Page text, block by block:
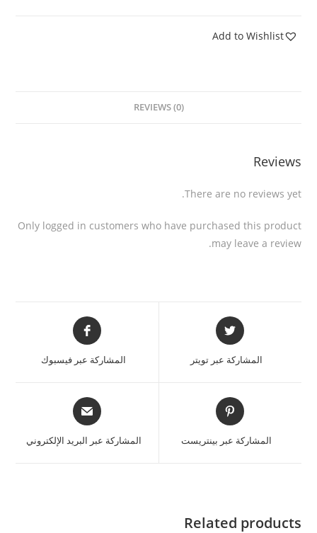
Add to Wishlist
REVIEWS (0)
Reviews
There are no reviews yet.
Only logged in customers who have purchased this product
may leave a review.
المشاركة عبر تويتر المشاركة عبر فيسبوك
المشاركة عبر بينتريست المشاركة عبر البريد الإلكتروني
Related products